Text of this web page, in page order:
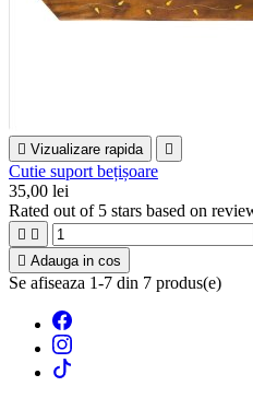
 Vizualizare rapida 
Cutie suport bețișoare
35,00 lei
Rated out of 5 stars based on
 
 Adauga in cos
Se afiseaza 1-7 din 7 produs(e)